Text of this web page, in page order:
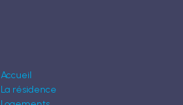
Accueil
La résidence